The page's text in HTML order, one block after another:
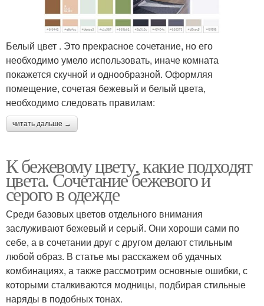
Белый цвет . Это прекрасное сочетание, но его
необходимо умело использовать, иначе комната
покажется скучной и однообразной. Оформляя
помещение, сочетая бежевый и белый цвета,
необходимо следовать правилам:
читать дальше →
К бежевому цвету, какие подходят
цвета. Сочетание бежевого и
серого в одежде
Среди базовых цветов отдельного внимания
заслуживают бежевый и серый. Они хороши сами по
себе, а в сочетании друг с другом делают стильным
любой образ. В статье мы расскажем об удачных
комбинациях, а также рассмотрим основные ошибки, с
которыми сталкиваются модницы, подбирая стильные
наряды в подобных тонах.